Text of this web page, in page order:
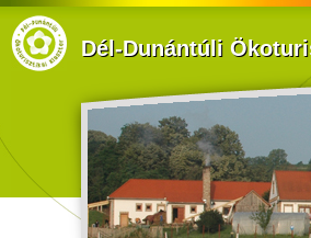
Dél-Dunántúli